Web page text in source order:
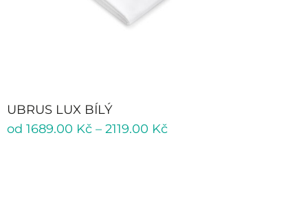
UBRUS LUX BÍLÝ
od 1689.00 Kč – 2119.00 Kč